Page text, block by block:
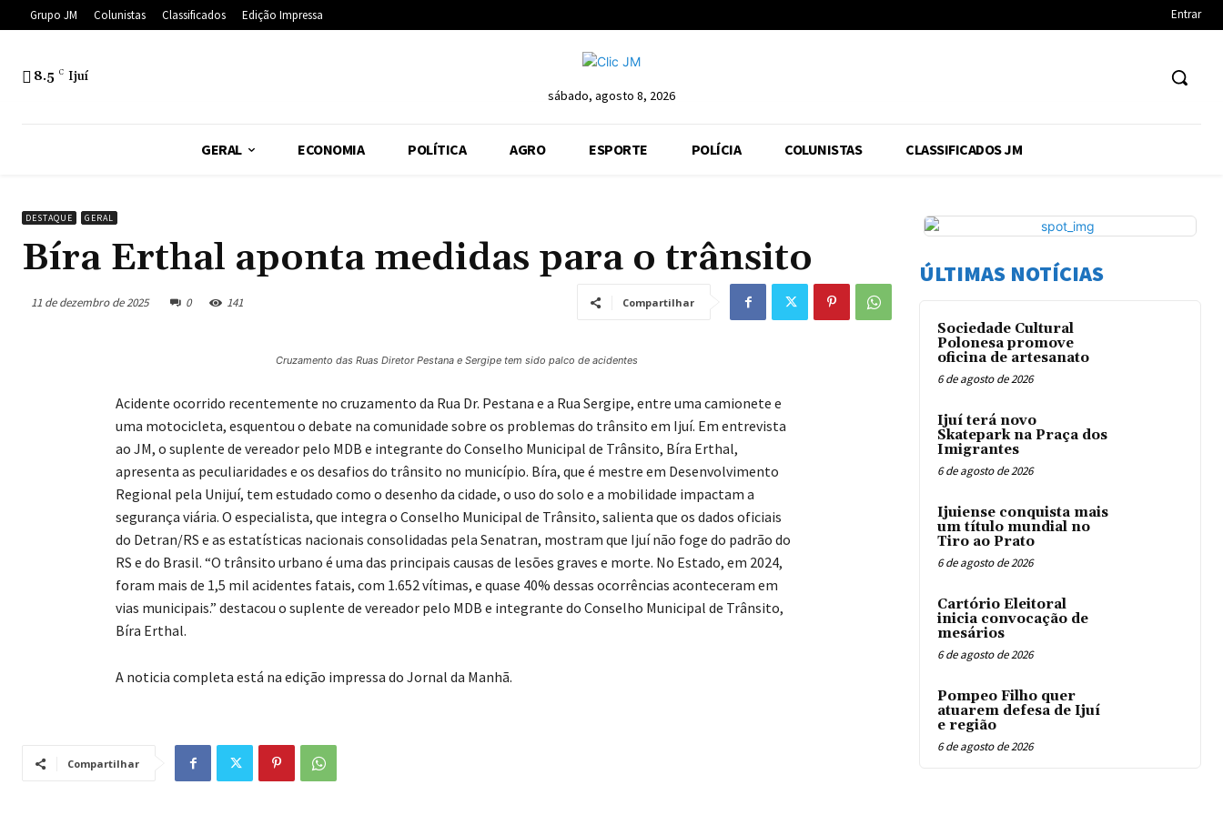
Grupo JM Colunistas Classificados Edição Impressa Entrar
8.5 C Ijuí
sábado, agosto 8, 2026
GERAL ECONOMIA POLÍTICA AGRO ESPORTE POLÍCIA COLUNISTAS CLASSIFICADOS JM
DESTAQUE GERAL
Bíra Erthal aponta medidas para o trânsito
11 de dezembro de 2025 0 141 Compartilhar
Cruzamento das Ruas Diretor Pestana e Sergipe tem sido palco de acidentes
Acidente ocorrido recentemente no cruzamento da Rua Dr. Pestana e a Rua Sergipe, entre uma camionete e
uma motocicleta, esquentou o debate na comunidade sobre os problemas do trânsito em Ijuí. Em entrevista
ao JM, o suplente de vereador pelo MDB e integrante do Conselho Municipal de Trânsito, Bíra Erthal,
apresenta as peculiaridades e os desafios do trânsito no município. Bíra, que é mestre em Desenvolvimento
Regional pela Unijuí, tem estudado como o desenho da cidade, o uso do solo e a mobilidade impactam a
segurança viária. O especialista, que integra o Conselho Municipal de Trânsito, salienta que os dados oficiais
do Detran/RS e as estatísticas nacionais consolidadas pela Senatran, mostram que Ijuí não foge do padrão do
RS e do Brasil. “O trânsito urbano é uma das principais causas de lesões graves e morte. No Estado, em 2024,
foram mais de 1,5 mil acidentes fatais, com 1.652 vítimas, e quase 40% dessas ocorrências aconteceram em
vias municipais.” destacou o suplente de vereador pelo MDB e integrante do Conselho Municipal de Trânsito,
Bíra Erthal.
A noticia completa está na edição impressa do Jornal da Manhã.
Compartilhar
ÚLTIMAS NOTÍCIAS
Sociedade Cultural
Polonesa promove
oficina de artesanato
6 de agosto de 2026
Ijuí terá novo
Skatepark na Praça dos
Imigrantes
6 de agosto de 2026
Ijuiense conquista mais
um título mundial no
Tiro ao Prato
6 de agosto de 2026
Cartório Eleitoral
inicia convocação de
mesários
6 de agosto de 2026
Pompeo Filho quer
atuarem defesa de Ijuí
e região
6 de agosto de 2026